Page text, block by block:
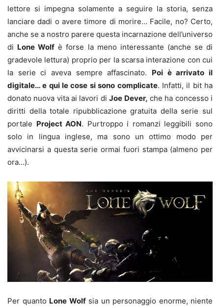
lettore si impegna solamente a seguire la storia, senza
lanciare dadi o avere timore di morire… Facile, no? Certo,
anche se a nostro parere questa incarnazione dell’universo
di Lone Wolf è forse la meno interessante (anche se di
gradevole lettura) proprio per la scarsa interazione con cui
la serie ci aveva sempre affascinato. Poi è arrivato il
digitale… e qui le cose si sono complicate. Infatti, il bit ha
donato nuova vita ai lavori diJoe Dever, che ha concesso i
diritti della totale ripubblicazione gratuita della serie sul
portale Project AON. Purtroppo i romanzi leggibili sono
solo in lingua inglese, ma sono un ottimo modo per
avvicinarsi a questa serie ormai fuori stampa (almeno per
ora…).
Per quanto Lone Wolfsia un personaggio enorme, niente